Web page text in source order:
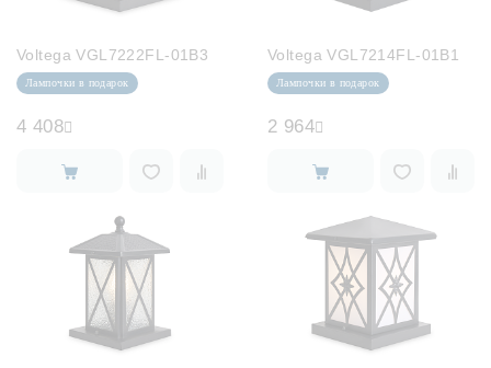
Voltega VGL7222FL-01B3
Лампочки в подарок
4 408
Voltega VGL7214FL-01B1
Лампочки в подарок
2 964